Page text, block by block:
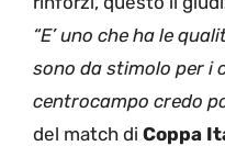
“E’ uno che ha le
sono da stimolo per i
centrocampo credo
del match di Coppa